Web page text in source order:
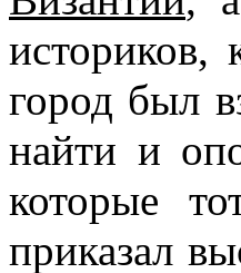
историков,
город был
найти и
которые
приказал